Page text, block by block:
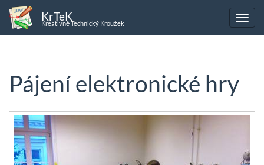
KrTeK
Kreativně Technický Kroužek
Pájení elektronické hry